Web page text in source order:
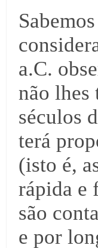
a.C.
não lhes
séculos
terá
(isto é,
rápida e
são
e por